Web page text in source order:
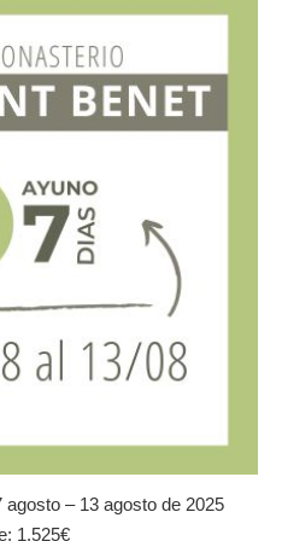
variantes.
opciones
se
pueden
elegir
la
producto
– 13 agosto de 2025
1.525€